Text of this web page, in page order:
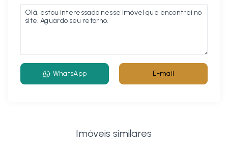
WhatsApp E-mail
Imóveis similares